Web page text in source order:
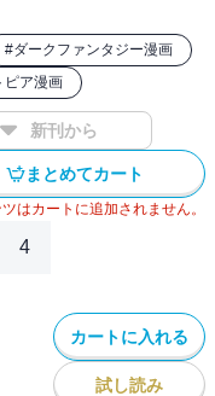
#ダークファンタジー漫画
ピア漫画
新刊から
まとめてカート
はカートに追加されません。
4
カートに入れる
試し読み